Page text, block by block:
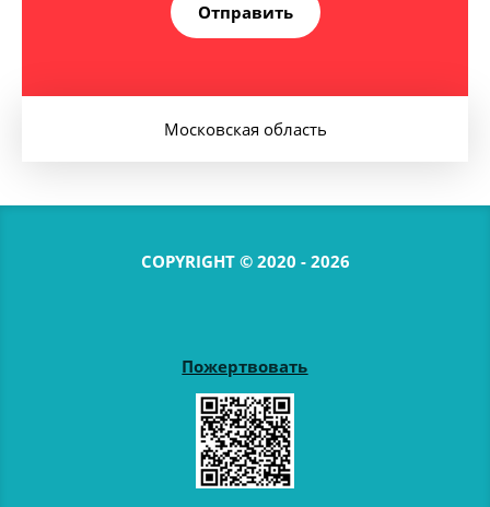
Отправить
Московская область
COPYRIGHT © 2020 - 2026
Пожертвовать